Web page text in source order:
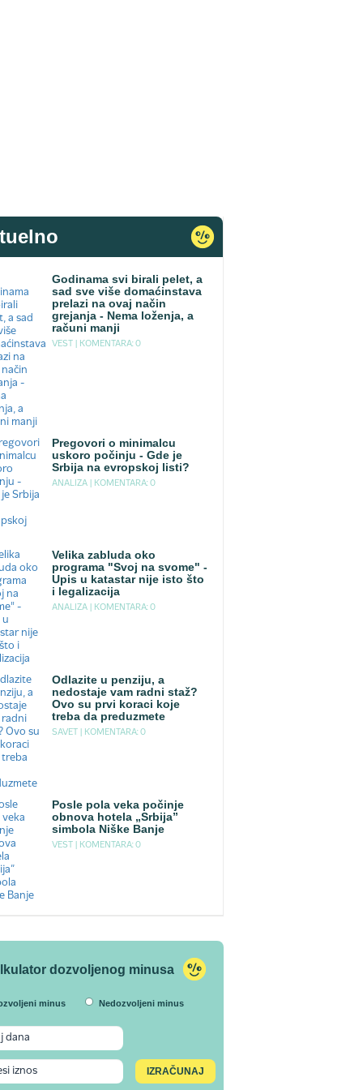
Godinama svi birali pelet, a
sad sve više domaćinstava
prelazi na ovaj način
grejanja - Nema loženja, a
računi manji
VEST | KOMENTARA: 0
Pregovori o minimalcu
uskoro počinju - Gde je
Srbija na evropskoj listi?
ANALIZA | KOMENTARA: 0
Velika zabluda oko
programa "Svoj na svome" -
Upis u katastar nije isto što
i legalizacija
ANALIZA | KOMENTARA: 0
Odlazite u penziju, a
nedostaje vam radni staž?
Ovo su prvi koraci koje
treba da preduzmete
SAVET | KOMENTARA: 0
Posle pola veka počinje
obnova hotela „Srbija”
simbola Niške Banje
VEST | KOMENTARA: 0
dozvoljenog minusa
minus Nedozvoljeni minus